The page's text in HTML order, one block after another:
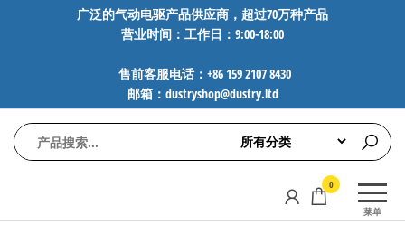
广泛的气动电驱产品供应商，超过70万种产品
营业时间：工作日：9:00-18:00
售前客服电话：+86 159 2107 8430
邮箱：dustryshop@dustry.ltd
动
FESTO、
菜单
0